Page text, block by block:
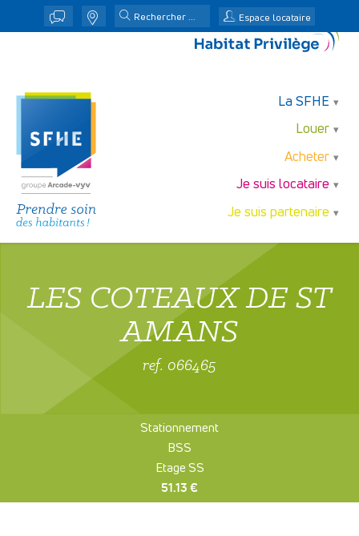
j n Espace locataire
La SFHE
Louer
Acheter
Je suis locataire
Je suis partenaire
LES COTEAUX DE ST
AMANS
ref. 066465
Stationnement
BSS
Etage SS
51.13 €